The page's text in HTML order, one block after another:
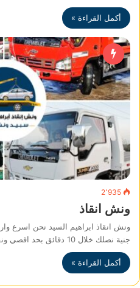
أكمل القراءة »
2٬935
ونش انقاذ
جنية نصلك خلال 10 دقائق بحد اقصي ونقدم…
أكمل القراءة »